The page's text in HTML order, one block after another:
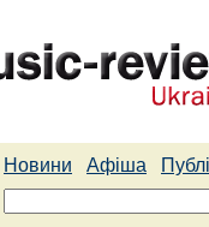
Новини Афіша